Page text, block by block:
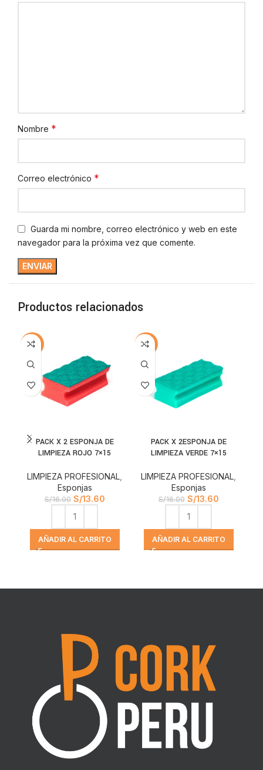
Nombre *
Correo electrónico *
Guarda mi nombre, correo electrónico y web en este
navegador para la próxima vez que comente.
Productos relacionados
-15%
PACK X 2 ESPONJA DE
LIMPIEZA ROJO 7×15
LIMPIEZA PROFESIONAL
Esponjas
S/16.00 S/13.60
AÑADIR AL CARRITO
-15%
PACK X 2ESPONJA DE
LIMPIEZA VERDE 7×15
LIMPIEZA PROFESIONAL
Esponjas
S/16.00 S/13.60
AÑADIR AL CARRITO